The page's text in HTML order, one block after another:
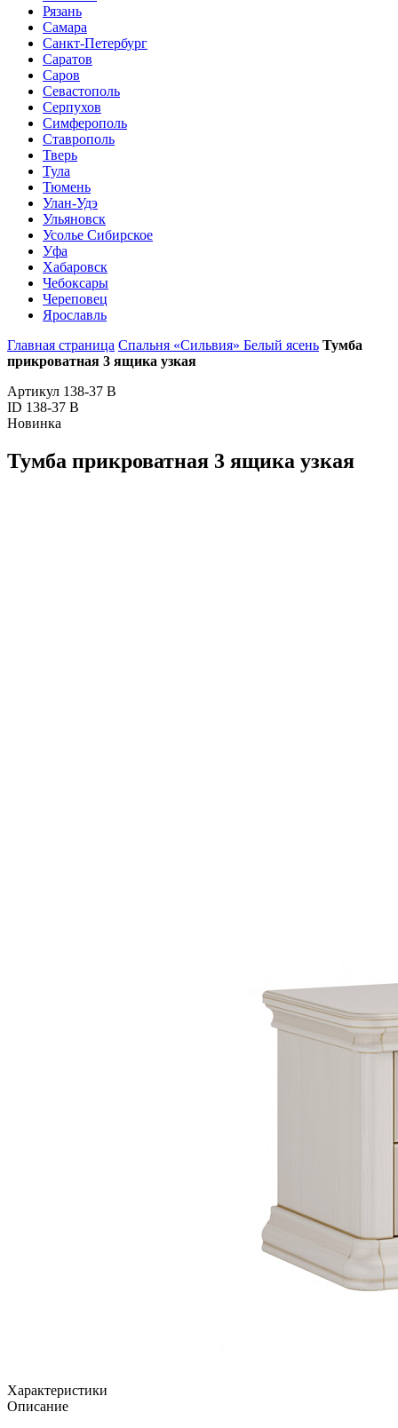
Рязань
Самара
Санкт-Петербург
Саратов
Саров
Севастополь
Серпухов
Симферополь
Ставрополь
Тверь
Тула
Тюмень
Улан-Удэ
Ульяновск
Усолье Сибирское
Уфа
Хабаровск
Чебоксары
Череповец
Ярославль
Главная страница Спальня «Сильвия» Белый ясень Тумба
прикроватная 3 ящика узкая
Артикул 138-37 B
ID 138-37 B
Новинка
Тумба прикроватная 3 ящика узкая
Характеристики
Описание